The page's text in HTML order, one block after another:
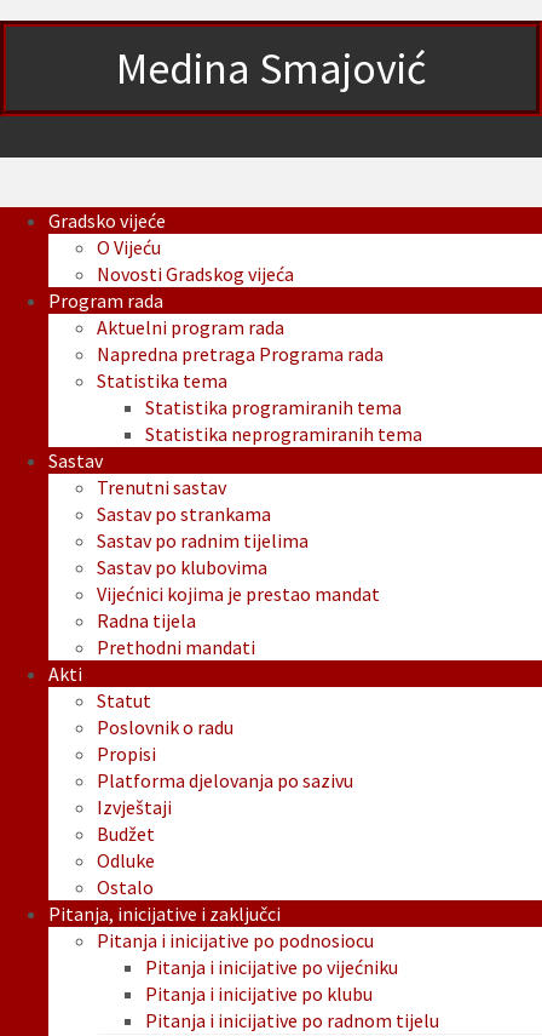
Medina Smajović
Gradsko vijeće
O Vijeću
Novosti Gradskog vijeća
Program rada
Aktuelni program rada
Napredna pretraga Programa rada
Statistika tema
Statistika programiranih tema
Statistika neprogramiranih tema
Sastav
Trenutni sastav
Sastav po strankama
Sastav po radnim tijelima
Sastav po klubovima
Vijećnici kojima je prestao mandat
Radna tijela
Prethodni mandati
Akti
Statut
Poslovnik o radu
Propisi
Platforma djelovanja po sazivu
Izvještaji
Budžet
Odluke
Ostalo
Pitanja, inicijative i zaključci
Pitanja i inicijative po podnosiocu
Pitanja i inicijative po vijećniku
Pitanja i inicijative po klubu
Pitanja i inicijative po radnom tijelu